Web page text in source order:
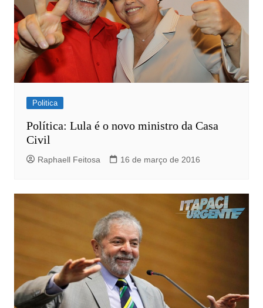
Politica
Política: Lula é o novo ministro da Casa
Civil
Raphaell Feitosa 16 de março de 2016